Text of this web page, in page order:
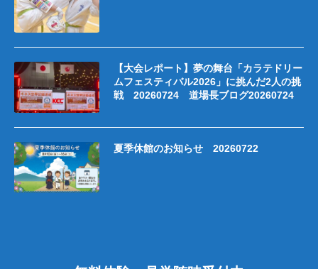
【大会レポート】夢の舞台「カラテドリー
ムフェスティバル2026」に挑んだ2人の挑
戦 20260724 道場長ブログ20260724
夏季休館のお知らせ 20260722